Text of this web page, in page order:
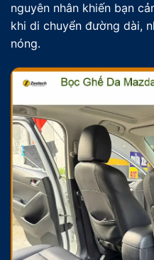
nguyên nhân khiến bạn
khi di chuyển đường dài,
nóng.